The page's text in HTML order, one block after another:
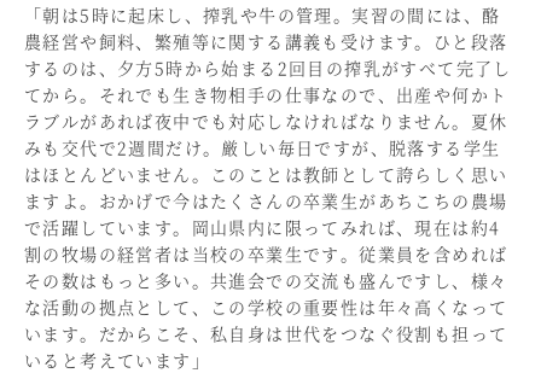
「朝は5時に起床し、搾乳や牛の管理。実習の間には、酪
農経営や飼料、繁殖等に関する講義も受けます。ひと段落
するのは、夕方5時から始まる2回目の搾乳がすべて完了し
てから。それでも生き物相手の仕事なので、出産や何かト
ラブルがあれば夜中でも対応しなければなりません。夏休
みも交代で2週間だけ。厳しい毎日ですが、脱落する学生
はほとんどいません。このことは教師として誇らしく思い
ますよ。おかげで今はたくさんの卒業生があちこちの農場
で活躍しています。岡山県内に限ってみれば、現在は約4
割の牧場の経営者は当校の卒業生です。従業員を含めれば
その数はもっと多い。共進会での交流も盛んですし、様々
な活動の拠点として、この学校の重要性は年々高くなって
います。だからこそ、私自身は世代をつなぐ役割も担って
いると考えています」